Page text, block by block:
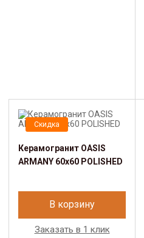
Скидка
Керамогранит OASIS
ARMANY 60x60 POLISHED
В корзину
Заказать в 1 клик